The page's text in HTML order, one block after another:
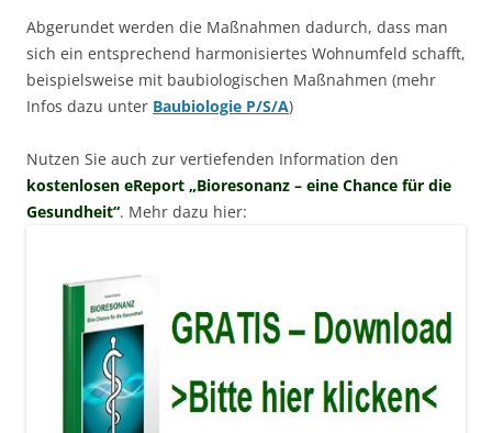
Abgerundet werden die Maßnahmen dadurch, dass man
sich ein entsprechend harmonisiertes Wohnumfeld schafft,
beispielsweise mit baubiologischen Maßnahmen (mehr
Infos dazu unter Baubiologie P/S/A)
Nutzen Sie auch zur vertiefenden Information den
kostenlosen eReport „Bioresonanz – eine Chance für die
Gesundheit“. Mehr dazu hier: